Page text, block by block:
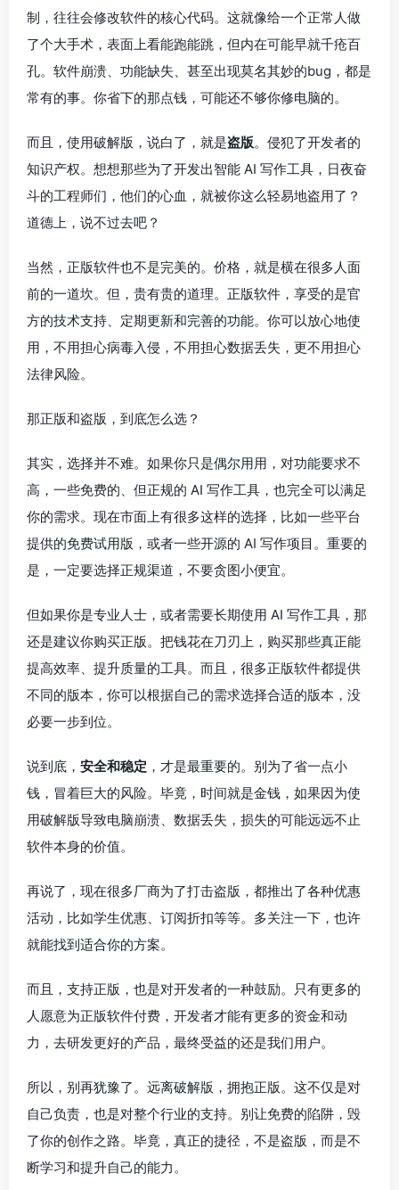
制，往往会修改软件的核心代码。这就像给一个正常人做
了个大手术，表面上看能跑能跳，但内在可能早就千疮百
孔。软件崩溃、功能缺失、甚至出现莫名其妙的bug，都是
常有的事。你省下的那点钱，可能还不够你修电脑的。
而且，使用破解版，说白了，就是盗版。侵犯了开发者的
知识产权。想想那些为了开发出智能 AI 写作工具，日夜奋
斗的工程师们，他们的心血，就被你这么轻易地盗用了？
道德上，说不过去吧？
当然，正版软件也不是完美的。价格，就是横在很多人面
前的一道坎。但，贵有贵的道理。正版软件，享受的是官
方的技术支持、定期更新和完善的功能。你可以放心地使
用，不用担心病毒入侵，不用担心数据丢失，更不用担心
法律风险。
那正版和盗版，到底怎么选？
其实，选择并不难。如果你只是偶尔用用，对功能要求不
高，一些免费的、但正规的 AI 写作工具，也完全可以满足
你的需求。现在市面上有很多这样的选择，比如一些平台
提供的免费试用版，或者一些开源的 AI 写作项目。重要的
是，一定要选择正规渠道，不要贪图小便宜。
但如果你是专业人士，或者需要长期使用 AI 写作工具，那
还是建议你购买正版。把钱花在刀刃上，购买那些真正能
提高效率、提升质量的工具。而且，很多正版软件都提供
不同的版本，你可以根据自己的需求选择合适的版本，没
必要一步到位。
说到底， 安全和稳定 ，才是最重要的。别为了省一点小
钱，冒着巨大的风险。毕竟，时间就是金钱，如果因为使
用破解版导致电脑崩溃、数据丢失，损失的可能远远不止
软件本身的价值。
再说了，现在很多厂商为了打击盗版，都推出了各种优惠
活动，比如学生优惠、订阅折扣等等。多关注一下，也许
就能找到适合你的方案。
而且，支持正版，也是对开发者的一种鼓励。只有更多的
人愿意为正版软件付费，开发者才能有更多的资金和动
力，去研发更好的产品，最终受益的还是我们用户。
所以，别再犹豫了。远离破解版，拥抱正版。这不仅是对
自己负责，也是对整个行业的支持。别让免费的陷阱，毁
了你的创作之路。毕竟，真正的捷径，不是盗版，而是不
断学习和提升自己的能力。